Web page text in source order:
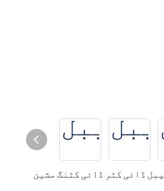
ڈائی کٹر ڈائی کٹنگ مشین